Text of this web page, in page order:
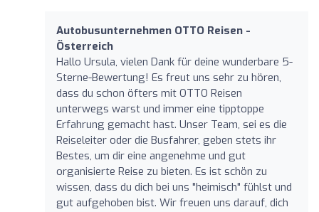
Autobusunternehmen OTTO Reisen -
Österreich
Hallo Ursula, vielen Dank für deine wunderbare 5-
Sterne-Bewertung! Es freut uns sehr zu hören,
dass du schon öfters mit OTTO Reisen
unterwegs warst und immer eine tipptoppe
Erfahrung gemacht hast. Unser Team, sei es die
Reiseleiter oder die Busfahrer, geben stets ihr
Bestes, um dir eine angenehme und gut
organisierte Reise zu bieten. Es ist schön zu
wissen, dass du dich bei uns "heimisch" fühlst und
gut aufgehoben bist. Wir freuen uns darauf, dich